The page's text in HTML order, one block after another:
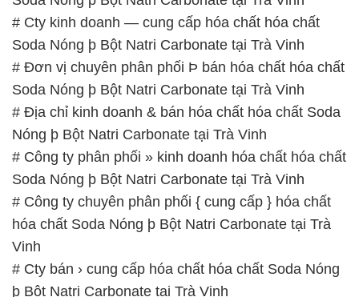
# Địa chỉ kinh doanh & bán hóa chất hóa chất Soda
Nóng þ Bột Natri Carbonate tại Trà Vinh
# Công ty phân phối » kinh doanh hóa chất hóa chất
Soda Nóng þ Bột Natri Carbonate tại Trà Vinh
# Công ty chuyên phân phối { cung cấp } hóa chất
hóa chất Soda Nóng þ Bột Natri Carbonate tại Trà
Vinh
# Cty bán › cung cấp hóa chất hóa chất Soda Nóng
þ Bột Natri Carbonate tại Trà Vinh
📞PHÒNG KINH DOANH – CÔNG TY HÓA CHẤT
ĐẮC TRƯỜNG PHÁT🌐